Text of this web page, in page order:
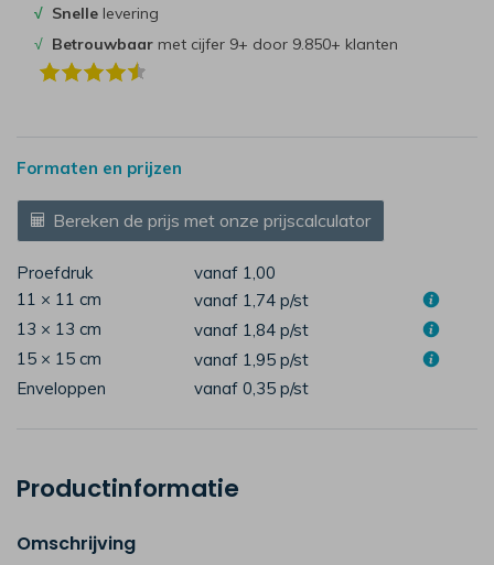
√ Snelle levering
√ Betrouwbaar met cijfer 9+ door 9.850+ klanten
Formaten en prijzen
Bereken de prijs met onze prijscalculator
Proefdruk
vanaf 1,00
11 × 11 cm
vanaf 1,74 p/st
13 × 13 cm
vanaf 1,84 p/st
15 × 15 cm
vanaf 1,95 p/st
Enveloppen
vanaf 0,35 p/st
Productinformatie
Omschrijving